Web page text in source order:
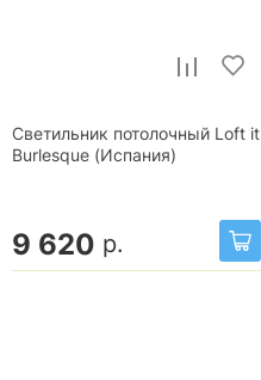
Светильник потолочный Loft it
Burlesque (Испания)
9 620 р.